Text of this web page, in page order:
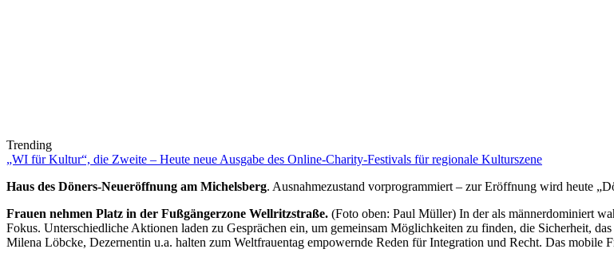
Trending
„WI für Kultur“, die Zweite – Heute neue Ausgabe des Online-Charity-Festivals für regionale Kulturszene
Haus des Döners-Neueröffnung am Michelsberg. Ausnahmezustand vorprogrammiert – zur Eröffnung wird heute
Frauen nehmen Platz in der Fußgängerzone Wellritzstraße. (Foto oben: Paul Müller) In der als männerdominiert
Fokus. Unterschiedliche Aktionen laden zu Gesprächen ein, um gemeinsam Möglichkeiten zu finden, die Sicherheit,
Milena Löbcke, Dezernentin u.a. halten zum Weltfrauentag empowernde Reden für Integration und Recht. Das mobile